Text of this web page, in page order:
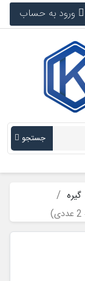
ورود به حساب
جستجو
گیره